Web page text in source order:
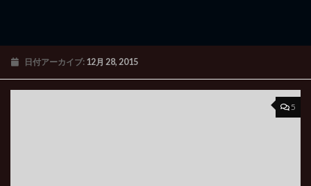
日付アーカイブ: 12月 28, 2015
5